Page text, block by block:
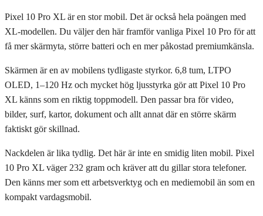
Pixel 10 Pro XL är en stor mobil. Det är också hela poängen med
XL-modellen. Du väljer den här framför vanliga Pixel 10 Pro för att
få mer skärmyta, större batteri och en mer påkostad premiumkänsla.
Skärmen är en av mobilens tydligaste styrkor. 6,8 tum, LTPO
OLED, 1–120 Hz och mycket hög ljusstyrka gör att Pixel 10 Pro
XL känns som en riktig toppmodell. Den passar bra för video,
bilder, surf, kartor, dokument och allt annat där en större skärm
faktiskt gör skillnad.
Nackdelen är lika tydlig. Det här är inte en smidig liten mobil. Pixel
10 Pro XL väger 232 gram och kräver att du gillar stora telefoner.
Den känns mer som ett arbetsverktyg och en mediemobil än som en
kompakt vardagsmobil.